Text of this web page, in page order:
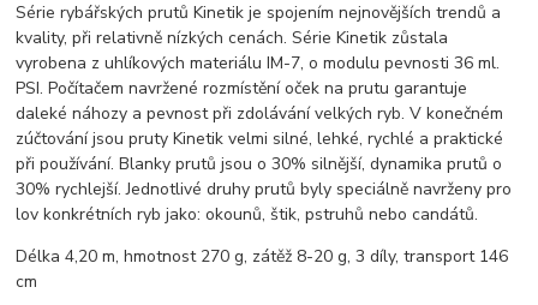
Série rybářských prutů Kinetik je spojením nejnovějších trendů a
kvality, při relativně nízkých cenách. Série Kinetik zůstala
vyrobena z uhlíkových materiálu IM-7, o modulu pevnosti 36 ml.
PSI. Počítačem navržené rozmístění oček na prutu garantuje
daleké náhozy a pevnost při zdolávání velkých ryb. V konečném
zúčtování jsou pruty Kinetik velmi silné, lehké, rychlé a praktické
při používání. Blanky prutů jsou o 30% silnější, dynamika prutů o
30% rychlejší. Jednotlivé druhy prutů byly speciálně navrženy pro
lov konkrétních ryb jako: okounů, štik, pstruhů nebo candátů.
Délka 4,20 m, hmotnost 270 g, zátěž 8-20 g, 3 díly, transport 146
cm